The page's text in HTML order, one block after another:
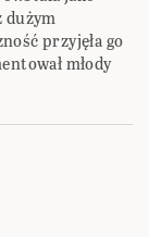
dużym
przyjęła go
młody